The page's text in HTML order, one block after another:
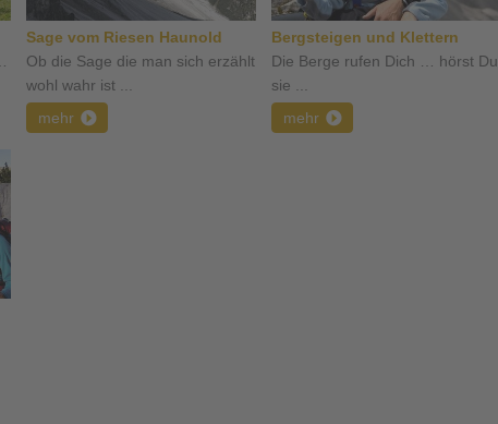
Sage vom Riesen Haunold
Ob die Sage die man sich erzählt
wohl wahr ist ...
mehr
Bergsteigen und Klettern
Die Berge rufen Dich … hörst Du
sie ...
mehr